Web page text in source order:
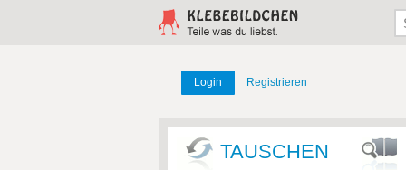
Login Registrieren
TAUSCHEN